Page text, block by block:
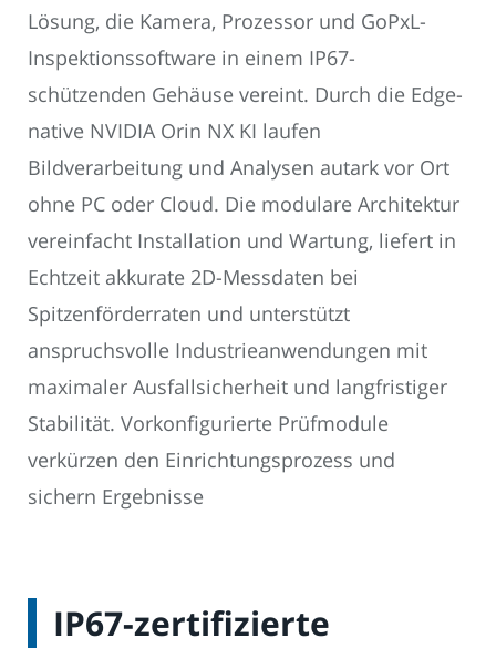
Lösung, die Kamera, Prozessor und GoPxL-
Inspektionssoftware in einem IP67-
schützenden Gehäuse vereint. Durch die Edge-
native NVIDIA Orin NX KI laufen
Bildverarbeitung und Analysen autark vor Ort
ohne PC oder Cloud. Die modulare Architektur
vereinfacht Installation und Wartung, liefert in
Echtzeit akkurate 2D-Messdaten bei
Spitzenförderraten und unterstützt
anspruchsvolle Industrieanwendungen mit
maximaler Ausfallsicherheit und langfristiger
Stabilität. Vorkonfigurierte Prüfmodule
verkürzen den Einrichtungsprozess und
sichern Ergebnisse
IP67-zertifizierte